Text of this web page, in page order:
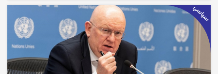
سياسي